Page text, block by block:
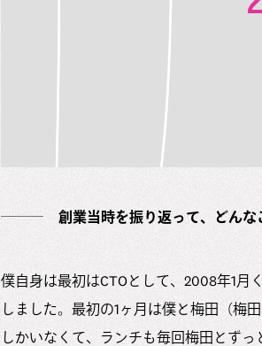
創業当時を振り返って、どんな
僕自身は最初はCTOとして、2008年1
しました。最初の1ヶ月は僕と梅田（梅
しかいなくて、ランチも毎回梅田とず